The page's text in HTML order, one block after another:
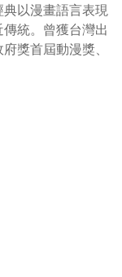
以漫畫語言表現
統。曾獲台灣出
獎首屆動漫獎、